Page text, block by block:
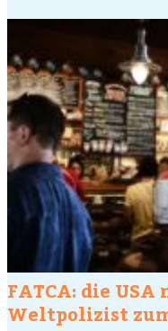
FATCA: die
Weltpolizist